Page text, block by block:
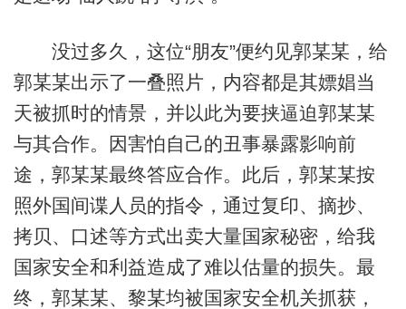
没过多久，这位“朋友”便约见郭某某，给
郭某某出示了一叠照片，内容都是其嫖娼当
天被抓时的情景，并以此为要挟逼迫郭某某
与其合作。因害怕自己的丑事暴露影响前
途，郭某某最终答应合作。此后，郭某某按
照外国间谍人员的指令，通过复印、摘抄、
拷贝、口述等方式出卖大量国家秘密，给我
国家安全和利益造成了难以估量的损失。最
终，郭某某、黎某均被国家安全机关抓获，